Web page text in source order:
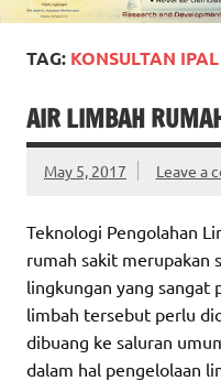
TAG: KONSULTAN
AIR LIMBAH
May 5, 2017 Leave a
Teknologi Pengolahan
rumah sakit merupakan
lingkungan yang sangat
limbah tersebut perlu
dibuang ke saluran
dalam hal pengelolaan